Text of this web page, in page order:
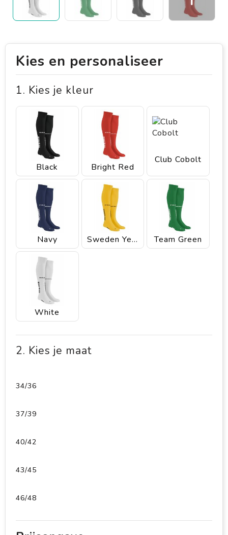
Kies en personaliseer
1. Kies je kleur
Black Bright Red
Club Cobolt
Navy Sweden Yellow Team Green
White
2. Kies je maat
34/36
37/39
40/42
43/45
46/48